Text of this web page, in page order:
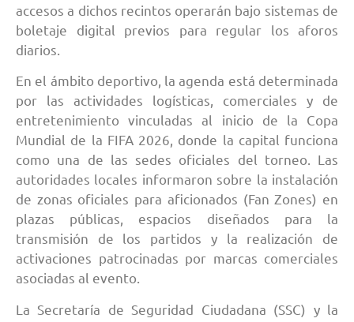
accesos a dichos recintos operarán bajo sistemas de
boletaje digital previos para regular los aforos
diarios.
En el ámbito deportivo, la agenda está determinada
por las actividades logísticas, comerciales y de
entretenimiento vinculadas al inicio de la Copa
Mundial de la FIFA 2026, donde la capital funciona
como una de las sedes oficiales del torneo. Las
autoridades locales informaron sobre la instalación
de zonas oficiales para aficionados (Fan Zones) en
plazas públicas, espacios diseñados para la
transmisión de los partidos y la realización de
activaciones patrocinadas por marcas comerciales
asociadas al evento.
La Secretaría de Seguridad Ciudadana (SSC) y la